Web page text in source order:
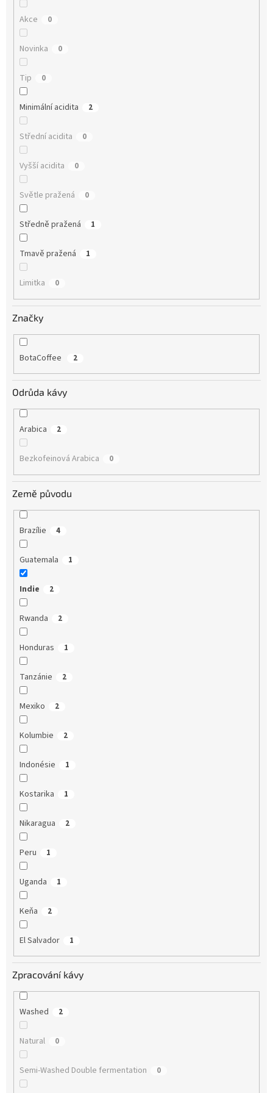
Akce 0
Novinka 0
Tip 0
Minimální acidita 2
Střední acidita 0
Vyšší acidita 0
Světle pražená 0
Středně pražená 1
Tmavě pražená 1
Limitka 0
Značky
BotaCoffee 2
Odrůda kávy
Arabica 2
Bezkofeinová Arabica 0
Země původu
Brazílie 4
Guatemala 1
Indie 2
Rwanda 2
Honduras 1
Tanzánie 2
Mexiko 2
Kolumbie 2
Indonésie 1
Kostarika 1
Nikaragua 2
Peru 1
Uganda 1
Keňa 2
El Salvador 1
Zpracování kávy
Washed 2
Natural 0
Semi-Washed Double fermentation 0